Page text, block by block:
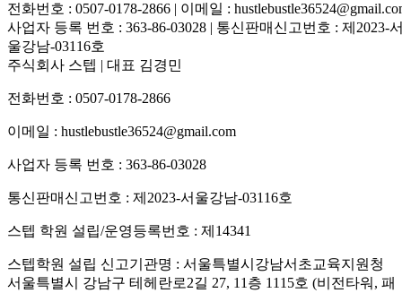
전화번호 : 0507-0178-2866 | 이메일 :
사업자 등록 번호 : 363-86-03028 | 통신판매신고번호 : 제2023-
울강남-03116호
주식회사 스텝 | 대표 김경민
전화번호 : 0507-0178-2866
이메일 : hustlebustle36524@gmail.com
사업자 등록 번호 : 363-86-03028
통신판매신고번호 : 제2023-서울강남-03116호
스텝 학원 설립/운영등록번호 : 제14341
스텝학원 설립 신고기관명 : 서울특별시강남서초교육지원청
서울특별시 강남구 테헤란로2길 27, 11층 1115호 (비전타워, 패